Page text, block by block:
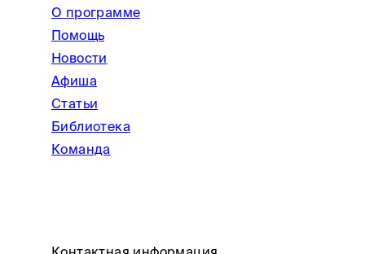
О программе
Помощь
Новости
Афиша
Статьи
Библиотека
Команда